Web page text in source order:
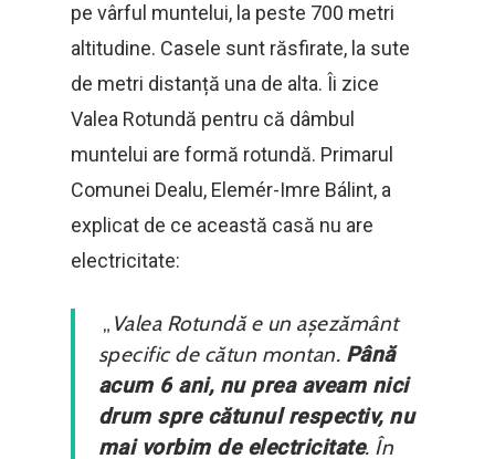
pe vârful muntelui, la peste 700 metri
altitudine. Casele sunt răsfirate, la sute
de metri distanță una de alta. Îi zice
Valea Rotundă pentru că dâmbul
muntelui are formă rotundă. Primarul
Comunei Dealu, Elemér-Imre Bálint, a
explicat de ce această casă nu are
electricitate:
„ Valea Rotundă e un așezământ
specific de cătun montan. Până
acum 6 ani, nu prea aveam nici
drum spre cătunul respectiv, nu
mai vorbim de electricitate. În